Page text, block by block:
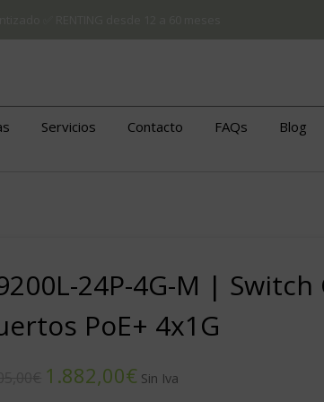
Servicios Contacto FAQs
Blog
24P-4G-M |
PoE+ 4x1G
1.882,00€